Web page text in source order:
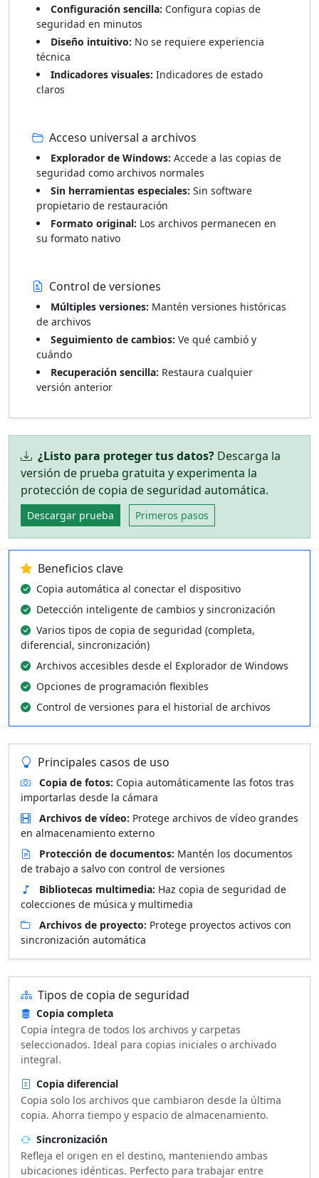
Configuración sencilla: Configura copias de
seguridad en minutos
Diseño intuitivo: No se requiere experiencia
técnica
Indicadores visuales: Indicadores de estado
claros
Acceso universal a archivos
Explorador de Windows: Accede a las copias de
seguridad como archivos normales
Sin herramientas especiales: Sin software
propietario de restauración
Formato original: Los archivos permanecen en
su formato nativo
Control de versiones
Múltiples versiones: Mantén versiones históricas
de archivos
Seguimiento de cambios: Ve qué cambió y
cuándo
Recuperación sencilla: Restaura cualquier
versión anterior
¿Listo para proteger tus datos? Descarga la
versión de prueba gratuita y experimenta la
protección de copia de seguridad automática.
Descargar prueba Primeros pasos
Beneficios clave
Copia automática al conectar el dispositivo
Detección inteligente de cambios y sincronización
Varios tipos de copia de seguridad (completa,
diferencial, sincronización)
Archivos accesibles desde el Explorador de Windows
Opciones de programación flexibles
Control de versiones para el historial de archivos
Principales casos de uso
Copia de fotos: Copia automáticamente las fotos tras
importarlas desde la cámara
Archivos de vídeo: Protege archivos de vídeo grandes
en almacenamiento externo
Protección de documentos: Mantén los documentos
de trabajo a salvo con control de versiones
Bibliotecas multimedia: Haz copia de seguridad de
colecciones de música y multimedia
Archivos de proyecto: Protege proyectos activos con
sincronización automática
Tipos de copia de seguridad
Copia completa
Copia íntegra de todos los archivos y carpetas
seleccionados. Ideal para copias iniciales o archivado
integral.
Copia diferencial
Copia solo los archivos que cambiaron desde la última
copia. Ahorra tiempo y espacio de almacenamiento.
Sincronización
Refleja el origen en el destino, manteniendo ambas
ubicaciones idénticas. Perfecto para trabajar entre